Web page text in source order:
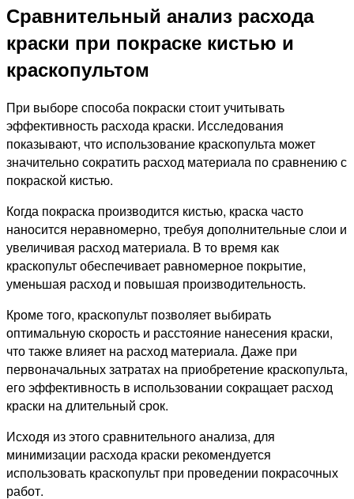
Сравнительный анализ расхода
краски при покраске кистью и
краскопультом
При выборе способа покраски стоит учитывать
эффективность расхода краски. Исследования
показывают, что использование краскопульта может
значительно сократить расход материала по сравнению с
покраской кистью.
Когда покраска производится кистью, краска часто
наносится неравномерно, требуя дополнительные слои и
увеличивая расход материала. В то время как
краскопульт обеспечивает равномерное покрытие,
уменьшая расход и повышая производительность.
Кроме того, краскопульт позволяет выбирать
оптимальную скорость и расстояние нанесения краски,
что также влияет на расход материала. Даже при
первоначальных затратах на приобретение краскопульта,
его эффективность в использовании сокращает расход
краски на длительный срок.
Исходя из этого сравнительного анализа, для
минимизации расхода краски рекомендуется
использовать краскопульт при проведении покрасочных
работ.